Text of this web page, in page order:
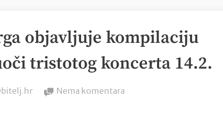
objavljuje kompilaciju
tristotog koncerta 14.2.
Nema komentara